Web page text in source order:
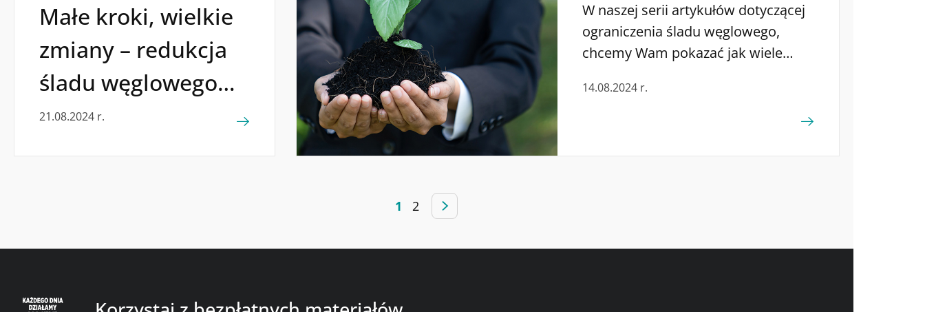
Małe kroki, wielkie
zmiany – redukcja
śladu węglowego
w codziennym życiu
21.08.2024 r.
W naszej serii artykułów dotyczącej
ograniczenia śladu węglowego,
chcemy Wam pokazać jak wiele
przyczyniać się do generowania
14.08.2024 r.
1 2